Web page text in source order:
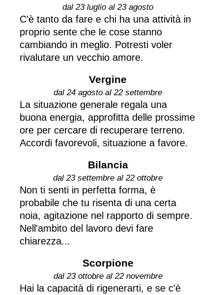
dal 23 luglio al 23 agosto
C'è tanto da fare e chi ha una attività in
proprio sente che le cose stanno
cambiando in meglio. Potresti voler
rivalutare un vecchio amore.
Vergine
dal 24 agosto al 22 settembre
La situazione generale regala una
buona energia, approfitta delle prossime
ore per cercare di recuperare terreno.
Accordi favorevoli, situazione a favore.
Bilancia
dal 23 settembre al 22 ottobre
Non ti senti in perfetta forma, è
probabile che tu risenta di una certa
noia, agitazione nel rapporto di sempre.
Nell'ambito del lavoro devi fare
chiarezza...
Scorpione
dal 23 ottobre al 22 novembre
Hai la capacità di rigenerarti, e se c'è